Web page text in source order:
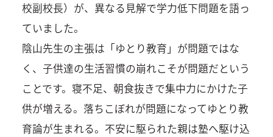
校副校長）が、異なる見解で学力低下問題を語っ
ていました。
陰山先生の主張は「ゆとり教育」が問題ではな
く、子供達の生活習慣の崩れこそが問題だという
ことです。寝不足、朝食抜きで集中力にかけた子
供が増える。落ちこぼれが問題になってゆとり教
育論が生まれる。不安に駆られた親は塾へ駆け込